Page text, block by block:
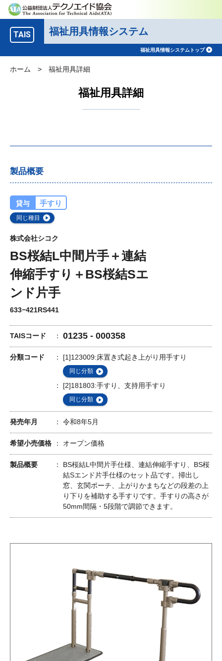
TAIS 福祉用具情報システム
福祉用具情報システムトップ
ホーム > 福祉用具詳細
福祉用具詳細
製品概要
貸与 手すり
同じ種目
株式会社シコク
BS桜結L中間片手＋連結
伸縮手すり＋BS桜結Sエ
ンド片手
633−421RS441
TAISコード 01235 - 000358
分類コード [1]123009:床置き式起き上がり用手すり
同じ分類
[2]181803:手すり、支持用手すり
同じ分類
発売年月 令和8年5月
希望小売価格 オープン価格
製品概要
BS桜結L中間片手仕様、連結伸縮手すり、BS桜
結Sエンド片手仕様のセット品です。掃出し
窓、玄関ポーチ、上がりかまちなどの段差の上
り下りを補助する手すりです。手すりの高さが
50mm間隔・5段階で調節できます。